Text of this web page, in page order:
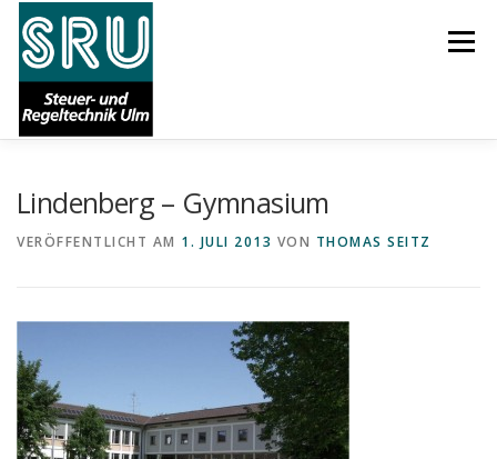
Inhalt
springen
Menü
START AKTUELLES ÜBER UNS
LEISTUNGEN REFERENZEN SUPPORT
IMPRESSUM
Lindenberg – Gymnasium
VERÖFFENTLICHT AM 1. JULI 2013 VON THOMAS SEITZ